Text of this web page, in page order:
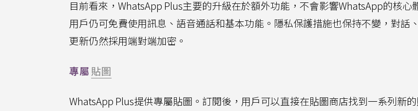
目前看來，WhatsApp Plus主要的升級在於額外功能，不會影響WhatsApp的核心
用戶仍可免費使用訊息、語音通話和基本功能。隱私保護措施也保持不變，對話
更新仍然採用端對端加密。
專屬 貼圖
WhatsApp Plus提供專屬貼圖。訂閱後，用戶可以直接在貼圖商店找到一系列新